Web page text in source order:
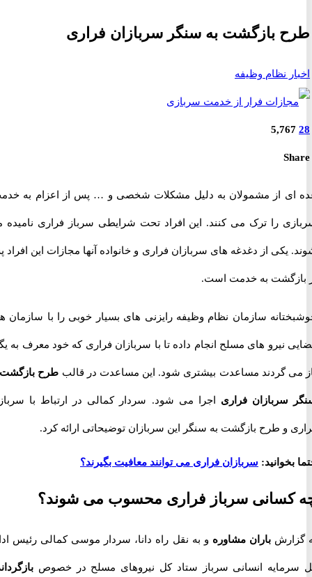
بازگشت به سنگر سربازان فراری
نظام وظیفه
از مشمولان به دلیل مشکلات شخصی و … پس از اعزام به خدمت،
را ترک می کنند. این افراد تحت شرایطی سرباز فراری نامیده می
از دغدغه های سربازان فراری و خانواده آنها مجازات این افراد پس
به خدمت است.
سازمان نظام وظیفه رایزنی های بسیار خوبی را با سازمان های
نیرو های مسلح انجام داده تا با سربازان فراری که خود معرف به یگان
گردند مساعدت بیشتری شود. این مساعدت در قالبطرح بازگشت به
فراری اجرا می شود. سردار کمالی در ارتباط با سربازان
و طرح بازگشت به سنگر این سربازان توضیحاتی ارائه کرد.
سربازان فراری می توانند معافیت بگیرند؟
سرباز فراری محسوب می شوند؟
باران مشاورهو به نقل راه دانا، سردار موسی کمالی رئیس اداره
انسانی سرباز ستاد کل نیروهای مسلح در خصوصبازگرداندن